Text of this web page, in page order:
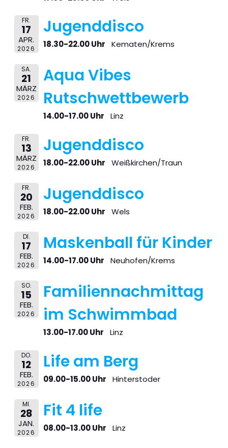
FR.
17
APR.
2026
Jugenddisco
18.30-22.00 Uhr Kematen/Krems
SA.
21
MÄRZ
2026
Aqua Vibes
Rutschwettbewerb
14.00-17.00 Uhr Linz
FR.
13
MÄRZ
2026
Jugenddisco
18.00-22.00 Uhr Weißkirchen/Traun
FR.
20
FEB.
2026
Jugenddisco
18.00-22.00 Uhr Wels
DI.
17
FEB.
2026
Maskenball für Kinder
14.00-17.00 Uhr Neuhofen/Krems
SO.
15
FEB.
2026
Familiennachmittag
im Schwimmbad
13.00-17.00 Uhr Linz
DO.
12
FEB.
2026
Life am Berg
09.00-15.00 Uhr Hinterstoder
MI.
28
JAN.
2026
Fit 4 life
08.00-13.00 Uhr Linz